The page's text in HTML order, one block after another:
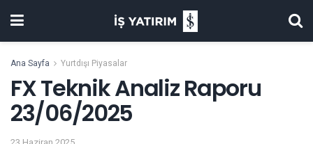
Ana Sayfa Yurtdışı Piyasalar
FX Teknik Analiz Raporu
23/06/2025